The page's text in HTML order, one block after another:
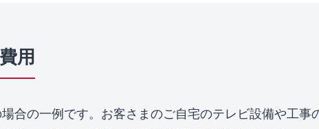
用
合の一例です。お客さまのご自宅のテレビ設備や工事